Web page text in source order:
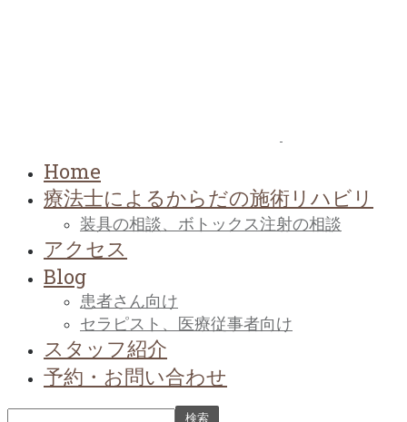
Home
療法士によるからだの施術リハビリ
装具の相談、ボトックス注射の相談
アクセス
Blog
患者さん向け
セラピスト、医療従事者向け
スタッフ紹介
予約・お問い合わせ